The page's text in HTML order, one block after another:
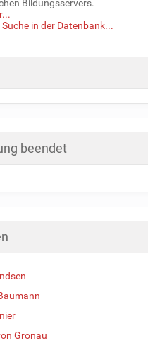
Bildungsservers.
in der Datenbank...
beendet
Gronau